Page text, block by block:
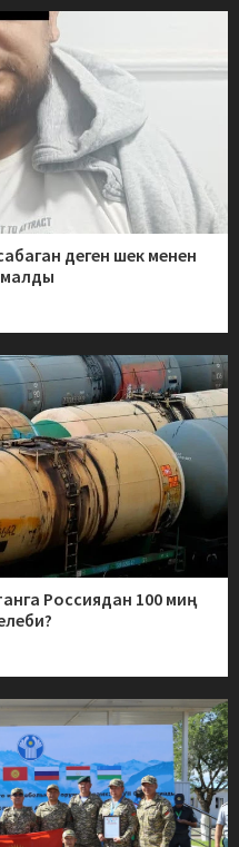
деген шек менен
Россиядан 100 миң